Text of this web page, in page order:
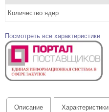
Количество ядер
Посмотреть все характеристики
Описание Характеристики